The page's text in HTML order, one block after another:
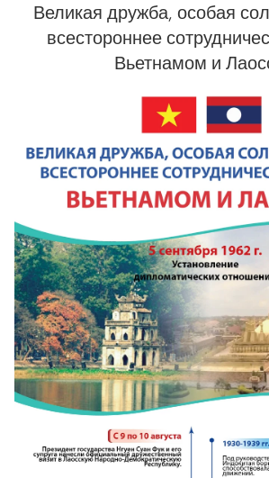
Великая дружба, особая
всестороннее
Вьетнамом и